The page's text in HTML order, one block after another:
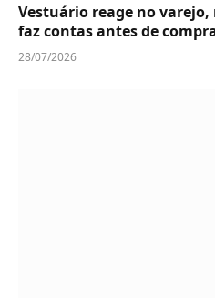
Vestuário reage no
faz contas antes de
28/07/2026